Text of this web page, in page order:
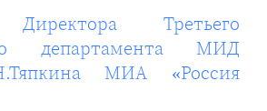
Третьего
департамента МИД
МИА «Россия